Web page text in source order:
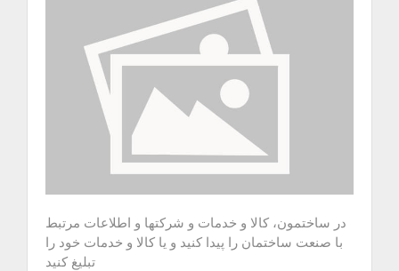
در ساختمون، کالا و خدمات و شرکتها و اطلاعات مرتبط
با صنعت ساختمان را پیدا کنید و یا کالا و خدمات خود را
تبلیغ کنید